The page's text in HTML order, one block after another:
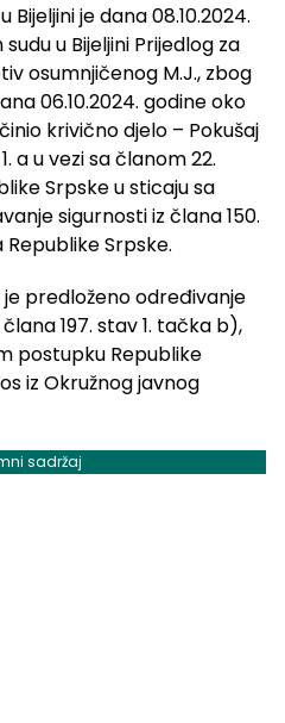
je dana 08.10.2024.
u Bijeljini Prijedlog za
osumnjičenog M.J., zbog
06.10.2024. godine oko
krivično djelo – Pokušaj
a u vezi sa članom 22.
Srpske u sticaju sa
sigurnosti iz člana 150.
Republike Srpske.
predloženo određivanje
197. stav 1. tačka b),
postupku Republike
iz Okružnog javnog
sadržaj